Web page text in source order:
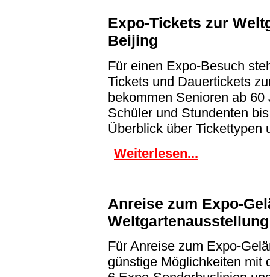
Expo-Tickets zur
Beijing
Für einen Expo-Besuch
Tickets und Dauertickets
bekommen Senioren ab
Schüler und Stundenten
Überblick über Tickettypen
Weiterlesen...
Anreise zum Expo-
Für Anreise zum Expo-
günstige Möglichkeiten mit